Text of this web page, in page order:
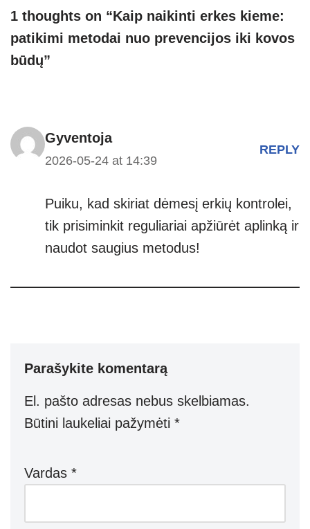
1 thoughts on “Kaip naikinti erkes kieme:
patikimi metodai nuo prevencijos iki kovos
būdų”
Gyventoja
2026-05-24 at 14:39
REPLY
Puiku, kad skiriat dėmesį erkių kontrolei,
tik prisiminkit reguliariai apžiūrėt aplinką ir
naudot saugius metodus!
Parašykite komentarą
El. pašto adresas nebus skelbiamas.
Būtini laukeliai pažymėti *
Vardas *